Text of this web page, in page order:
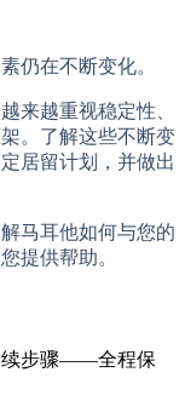
仍在不断变化。
来越重视稳定性、
。了解这些不断变
居留计划，并做出
马耳他如何与您的
提供帮助。
续步骤——全程保